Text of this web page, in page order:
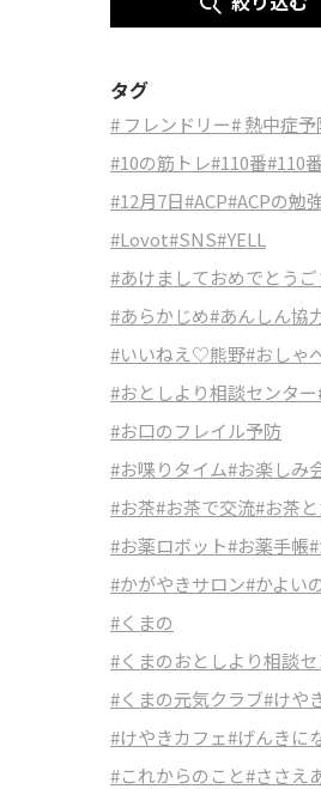
タグ
# フレンドリー# 熱中症予
#10の筋トレ#110番#110
#12月7日#ACP#ACPの勉
#Lovot#SNS#YELL
#あけましておめでとう
#あらかじめ#あんしん協
#いいねえ♡熊野#おしゃ
#おとしより相談センター
#お口のフレイル予防
#お喋りタイム#お楽しみ
#お茶#お茶で交流#お茶
#お薬ロボット#お薬手帳
#かがやきサロン#かよい
#くまの
#くまのおとしより相談セ
#くまの元気クラブ#けや
#けやきカフェ#げんきに
#これからのこと#ささえ